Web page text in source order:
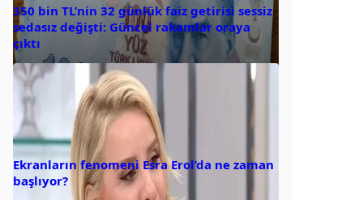
350 bin TL’nin 32 günlük faiz getirisi sessiz
sedasız değişti: Güncel rakamlar oraya
çıktı
Ekranların fenomeni Esra Erol’da ne zaman
başlıyor?